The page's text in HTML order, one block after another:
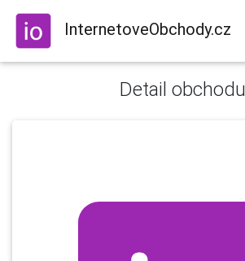
InternetoveObchody.cz
Detail obchodu